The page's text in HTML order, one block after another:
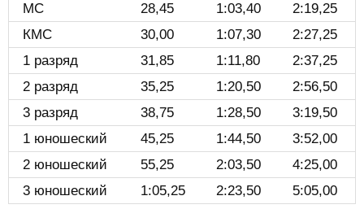
МС
28,45 1:03,40
2:19,25
КМС
30,00 1:07,30
2:27,25
1 разряд
31,85 1:11,80
2:37,25
2 разряд
35,25 1:20,50
2:56,50
3 разряд
38,75 1:28,50
3:19,50
1 юношеский
45,25 1:44,50
3:52,00
2 юношеский
55,25 2:03,50
4:25,00
3 юношеский
1:05,25 2:23,50 5:05,00